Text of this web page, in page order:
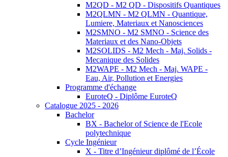
M2QD - M2 QD - Dispositifs Quantiques
M2QLMN - M2 QLMN - Quantique,
Lumiere, Materiaux et Nanosciences
M2SMNO - M2 SMNO - Science des
Materiaux et des Nano-Objets
M2SOLIDS - M2 Mech - Maj. Solids -
Mecanique des Solides
M2WAPE - M2 Mech - Maj. WAPE -
Eau, Air, Pollution et Energies
Programme d'échange
EuroteQ - Diplôme EuroteQ
Catalogue 2025 - 2026
Bachelor
BX - Bachelor of Science de l'Ecole
polytechnique
Cycle Ingénieur
X - Titre d’Ingénieur diplômé de l’École